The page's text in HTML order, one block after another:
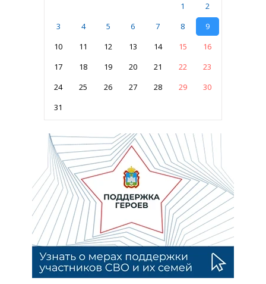
1
2
3
4 5 6 7 8
9
10
11 12 13 14 15
16
17
18 19 20 21 22
23
24
25 26 27 28 29
30
31